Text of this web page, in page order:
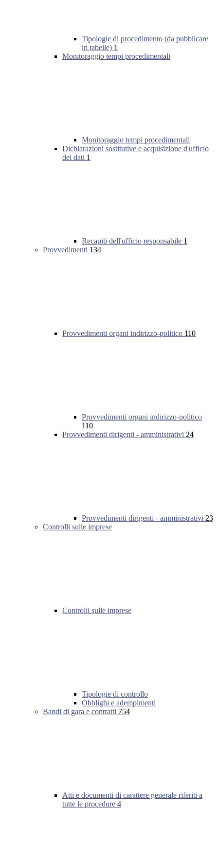
Tipologie di procedimento (da pubblicare
in tabelle) 1
Monitoraggio tempi procedimentali
Monitoraggio tempi procedimentali
Dichiarazioni sostitutive e acquisizione d'ufficio
dei dati 1
Recapiti dell'ufficio responsabile 1
Provvedimenti 134
Provvedimenti organi indirizzo-politico 110
Provvedimenti organi indirizzo-politico
110
Provvedimenti dirigenti - amministrativi 24
Provvedimenti dirigenti - amministrativi 23
Controlli sulle imprese
Controlli sulle imprese
Tipologie di controllo
Obblighi e adempimenti
Bandi di gara e contratti 754
Atti e documenti di carattere generale riferiti a
tutte le procedure 4